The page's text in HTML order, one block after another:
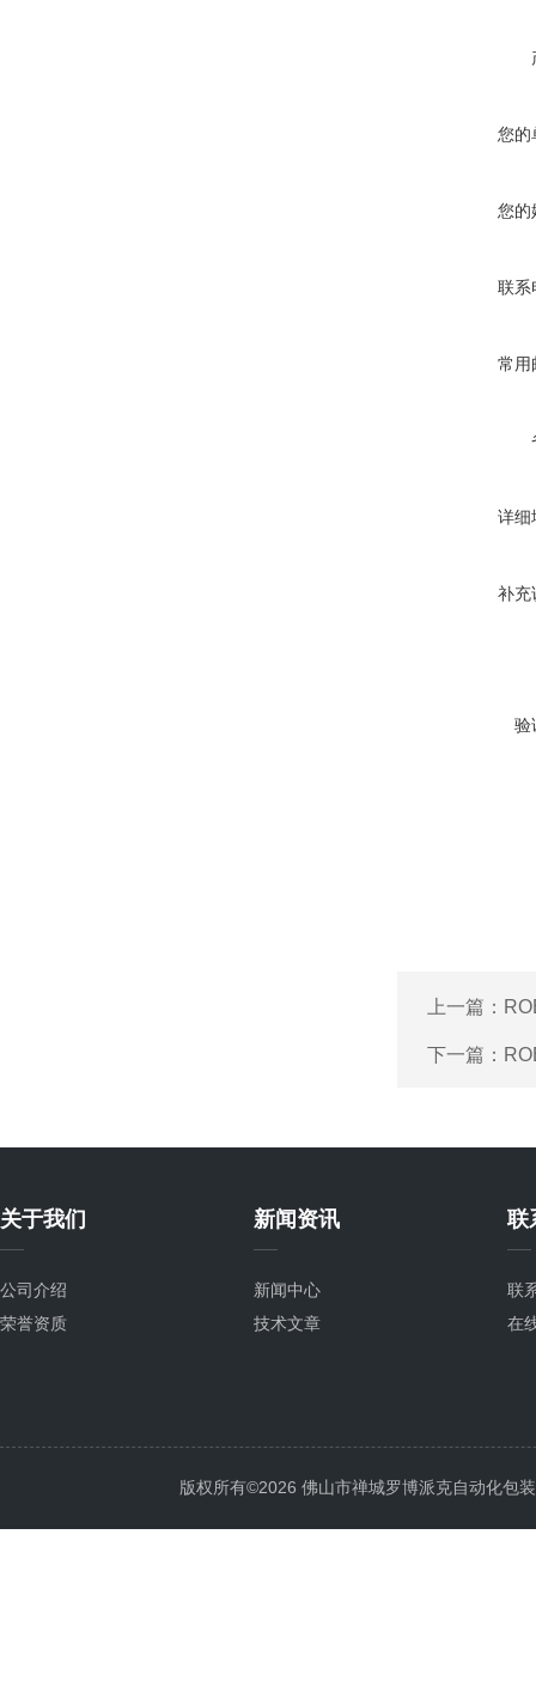
您的
您的
联系
常用
详细
补充
验
上一篇：
下一篇：
关于我们
公司介绍
荣誉资质
新闻资讯
新闻中心
技术文章
联
联
在
版权所有©2026 佛山市禅城罗博派克自动化